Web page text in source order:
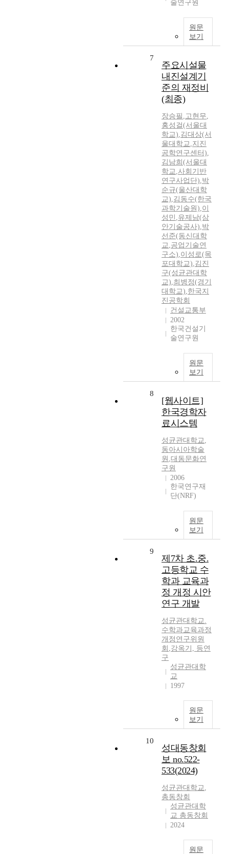
술연구원
원문
보기
7
주요시설물
내진설계기
준의 재정비
(최종)
장승필 ,고현무,
홍성걸(서울대
학교),김대상(서
울대학교,지진
공학연구센터),
김남희(서울대
학교,사회기반
연구사업단),박
순규(울산대학
교),김동수(한국
과학기술원),이
성민 ,유제남(삼
안기술공사),박
선준(동신대학
교,공업기술연
구소),이성로(목
포대학교),김진
구(성균관대학
교),최병정(경기
대학교),한국지
진공학회
건설교통부
2002
한국건설기
술연구원
원문
보기
8
[웹사이트]
한국경학자
료시스템
성균관대학교,
동아시아학술
원 ,대동문화연
구원
2006
한국연구재
단(NRF)
원문
보기
9
제7차 초.중.
고등학교 수
학과 교육과
정 개정 시안
연구 개발
성균관대학교.
수학과교육과정
개정연구위원
회 ,강옥기, 등연
구
성균관대학
교
1997
원문
보기
10
성대동창회
보 no.522-
533(2024)
성균관대학교,
총동창회
성균관대학
교 총동창회
2024
원문